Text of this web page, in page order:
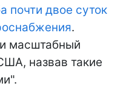
почти двое суток
.
масштабный
назвав такие